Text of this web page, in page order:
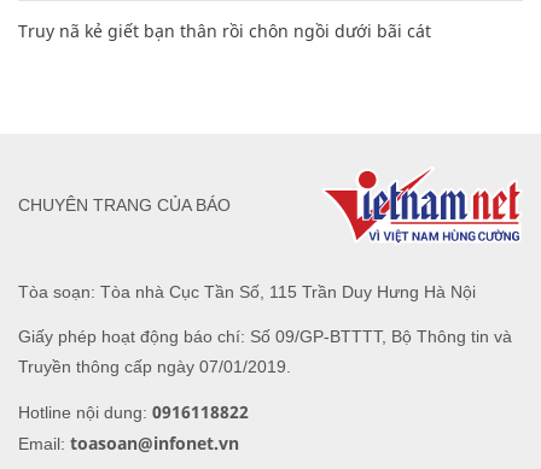
Truy nã kẻ giết bạn thân rồi chôn ngồi dưới bãi cát
Tòa soạn: Tòa nhà Cục Tần Số, 115 Trần Duy Hưng Hà Nội
Giấy phép hoạt động báo chí: Số 09/GP-BTTTT, Bộ Thông tin và
Truyền thông cấp ngày 07/01/2019.
Hotline nội dung: 0916118822
Email: toasoan@infonet.vn
CHUYÊN TRANG CỦA BÁO